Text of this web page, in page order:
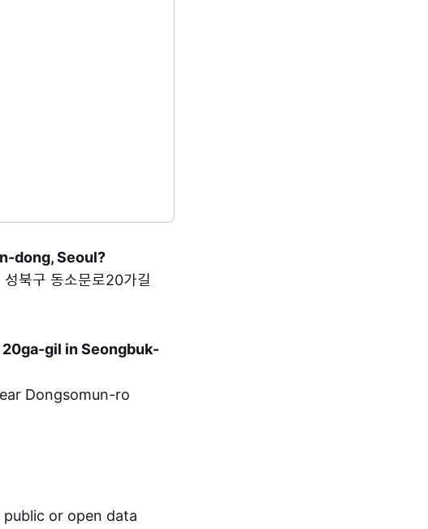
dong, Seoul?
북구 동소문로20가길
20ga-gil in Seongbuk-
Dongsomun-ro
or open data